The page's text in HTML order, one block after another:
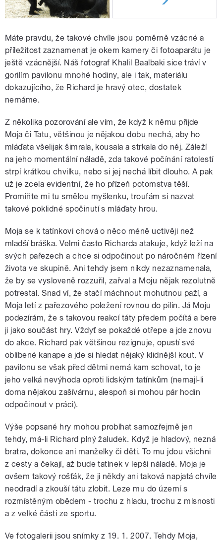
Máte pravdu, že takové chvíle jsou poměrně vzácné a
příležitost zaznamenat je okem kamery či fotoaparátu je
ještě vzácnější. Náš fotograf Khalil Baalbaki sice tráví v
gorilím pavilonu mnohé hodiny, ale i tak, materiálu
dokazujícího, že Richard je hravý otec, dostatek
nemáme.
Z několika pozorování ale vím, že když k němu přijde
Moja či Tatu, většinou je nějakou dobu nechá, aby ho
mláďata všelijak šimrala, kousala a strkala do něj. Záleží
na jeho momentální náladě, zda takové počínání ratolestí
strpí krátkou chvilku, nebo si jej nechá líbit dlouho. A pak
už je zcela evidentní, že ho přízeň potomstva těší.
Promiňte mi tu smělou myšlenku, troufám si nazvat
takové poklidné spočinutí s mláďaty hrou.
Moja se k tatínkovi chová o něco méně uctivěji než
mladší bráška. Velmi často Richarda atakuje, když leží na
svých pařezech a chce si odpočinout po náročném řízení
života ve skupině. Ani tehdy jsem nikdy nezaznamenala,
že by se vysloveně rozzuřil, zařval a Moju nějak rezolutně
potrestal. Snad ví, že stačí máchnout mohutnou paží, a
Moja letí z pařezového poležení rovnou do pilin. Já Moju
podezírám, že s takovou reakcí táty předem počítá a bere
ji jako součást hry. Vždyť se pokaždé otřepe a jde znovu
do akce. Richard pak většinou rezignuje, opustí své
oblíbené kanape a jde si hledat nějaký klidnější kout. V
pavilonu se však před dětmi nemá kam schovat, to je
jeho velká nevýhoda oproti lidským tatínkům (nemají-li
doma nějakou zašívárnu, alespoň si mohou pár hodin
odpočinout v práci).
Výše popsané hry mohou probíhat samozřejmě jen
tehdy, má-li Richard plný žaludek. Když je hladový, nezná
bratra, dokonce ani manželky či děti. To mu jdou všichni
z cesty a čekají, až bude tatínek v lepší náladě. Moja je
ovšem takový rošťák, že ji někdy ani taková napjatá chvíle
neodradí a zkouší tátu zlobit. Leze mu do území s
rozmístěným obědem - trochu z hladu, trochu z mlsnosti
a z velké části ze sportu.
Ve fotogalerii jsou snímky z 19. 1. 2007. Tehdy Moja,